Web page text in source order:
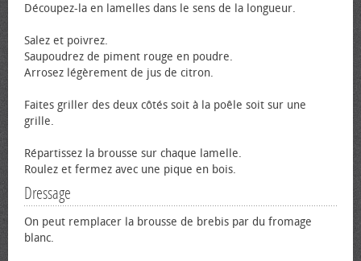
Découpez-la en lamelles dans le sens de la longueur.
Salez et poivrez.
Saupoudrez de piment rouge en poudre.
Arrosez légèrement de jus de citron.
Faites griller des deux côtés soit à la poêle soit sur une
grille.
Répartissez la brousse sur chaque lamelle.
Roulez et fermez avec une pique en bois.
Dressage
On peut remplacer la brousse de brebis par du fromage
blanc.